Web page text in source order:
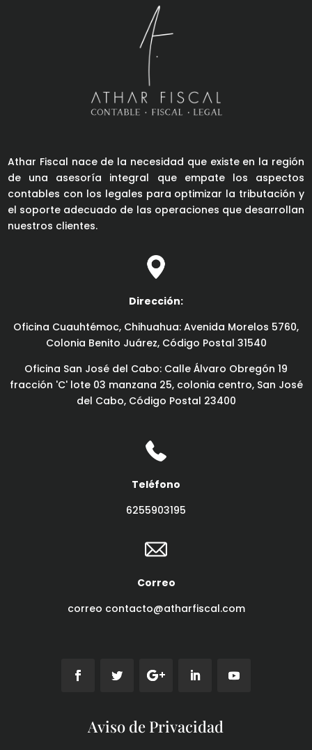
Athar Fiscal nace de la necesidad que existe en la región
de una asesoría integral que empate los aspectos
contables con los legales para optimizar la tributación y
el soporte adecuado de las operaciones que desarrollan
nuestros clientes.
Dirección:
Oficina Cuauhtémoc, Chihuahua: Avenida Morelos 5760,
Colonia Benito Juárez, Código Postal 31540
Oficina San José del Cabo: Calle Álvaro Obregón 19
fracción 'C' lote 03 manzana 25, colonia centro, San José
del Cabo, Código Postal 23400
Teléfono
6255903195
Correo
correo contacto@atharfiscal.com
Aviso de Privacidad